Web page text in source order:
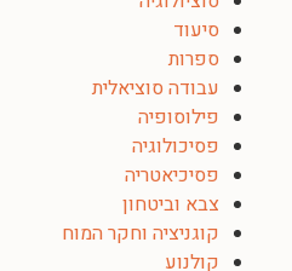
סיעוד
ספרות
עבודה סוציאלית
פילוסופיה
פסיכולוגיה
פסיכיאטריה
צבא וביטחון
קוגניציה וחקר המוח
קולנוע